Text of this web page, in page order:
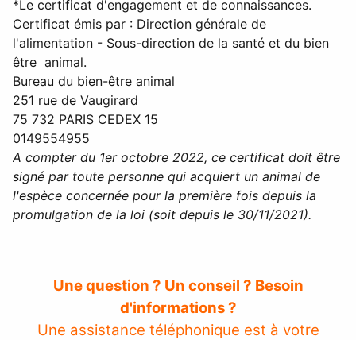
*Le certificat d'engagement et de connaissances.
Certificat émis par : Direction générale de
l'alimentation - Sous-direction de la santé et du bien
être animal.
Bureau du bien-être animal
251 rue de Vaugirard
75 732 PARIS CEDEX 15
0149554955
A compter du 1er octobre 2022, ce certificat doit être
signé par toute personne qui acquiert un animal de
l'espèce concernée pour la première fois depuis la
promulgation de la loi (soit depuis le 30/11/2021).
Une question ? Un conseil ? Besoin
d'informations ?
Une assistance téléphonique est à votre